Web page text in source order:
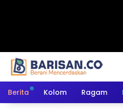
Berita Kolom Ragam